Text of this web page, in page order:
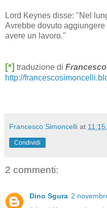
Lord Keynes disse: "Nel
Avrebbe dovuto
avere un lavoro."
[*] traduzione di
http://
Francesco Simoncelli at
Condividi
2 commenti:
Dino Sgura 2